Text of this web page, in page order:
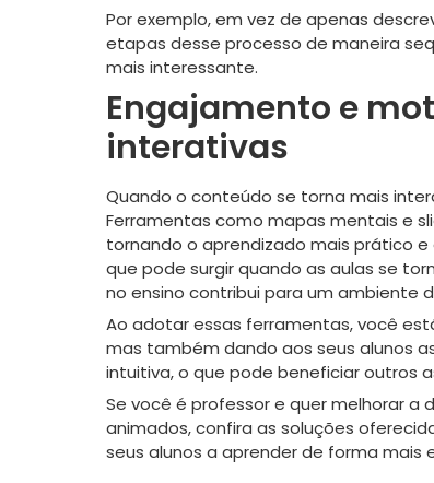
Por exemplo, em vez de apenas
etapas desse processo de maneira
mais interessante.
Engajamento e
interativas
Quando o conteúdo se torna mais
Ferramentas como mapas mentais e
tornando o aprendizado mais prático
que pode surgir quando as aulas se
no ensino contribui para um ambiente
Ao adotar essas ferramentas, você
mas também dando aos seus alunos
intuitiva, o que pode beneficiar outros
Se você é professor e quer melhorar
animados, confira as soluções
seus alunos a aprender de forma mais